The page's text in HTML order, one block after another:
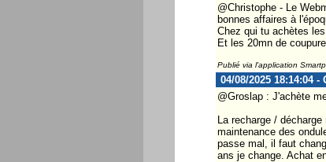
@Christophe - Le
bonnes affaires à
Chez qui tu achètes
Et les 20mn de
Publié via l'application
04/08/2025 18:14:04
@Groslap : J'achète
La recharge /
maintenance des
passe mal, il faut
ans je change. Achat